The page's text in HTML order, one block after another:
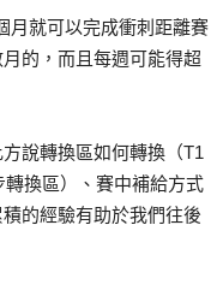
月就可以完成衝刺距離賽
的，而且每週可能得超
說轉換區如何轉換（T1
換區）、賽中補給方式
的經驗有助於我們往後